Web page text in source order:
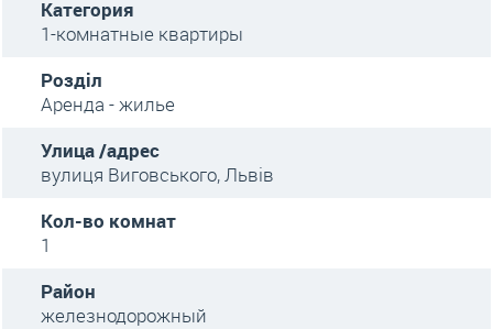
Категория
1-комнатные квартиры
Розділ
Аренда - жилье
Улица /адрес
вулиця Виговського, Львів
Кол-во комнат
1
Район
железнодорожный